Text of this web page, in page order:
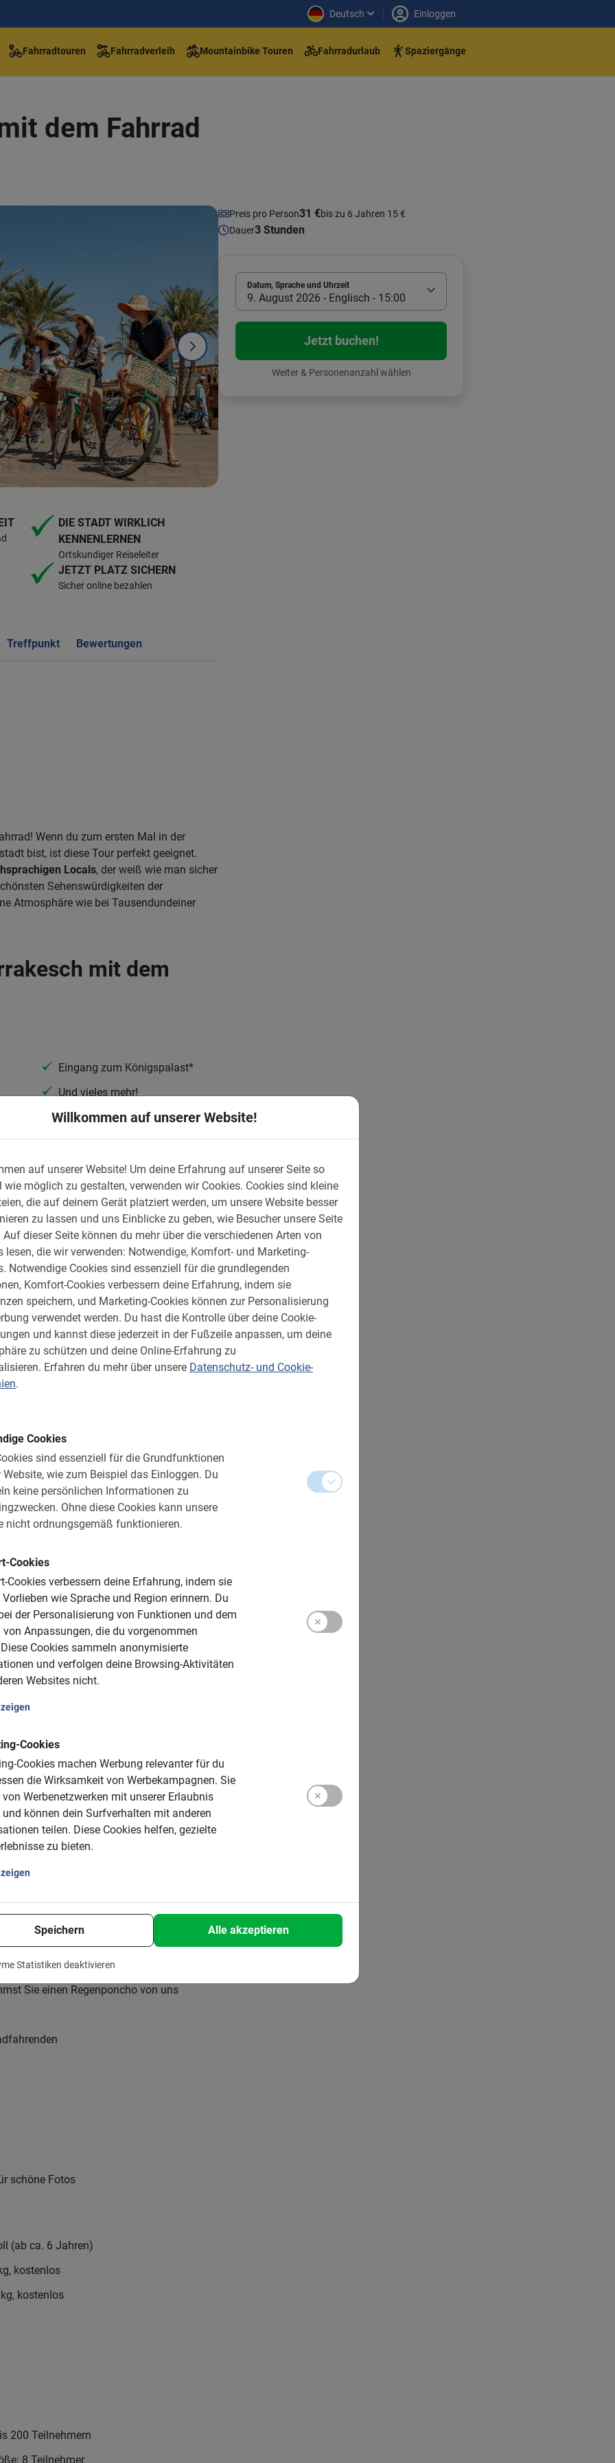
Willkommen auf unserer Website!
auf unserer Website! Um deine Erfahrung auf unserer Seite so
wie möglich zu gestalten, verwenden wir Cookies. Cookies sind kleine
die auf deinem Gerät platziert werden, um unsere Website besser
zu lassen und uns Einblicke zu geben, wie Besucher unsere Seite
Auf dieser Seite können du mehr über die verschiedenen Arten von
lesen, die wir verwenden: Notwendige, Komfort- und Marketing-
Notwendige Cookies sind essenziell für die grundlegenden
Komfort-Cookies verbessern deine Erfahrung, indem sie
speichern, und Marketing-Cookies können zur Personalisierung
verwendet werden. Du hast die Kontrolle über deine Cookie-
und kannst diese jederzeit in der Fußzeile anpassen, um deine
zu schützen und deine Online-Erfahrung zu
Erfahren du mehr über unsere Datenschutz- und Cookie-
.
Cookies
sind essenziell für die Grundfunktionen
Website, wie zum Beispiel das Einloggen. Du
keine persönlichen Informationen zu
Ohne diese Cookies kann unsere
nicht ordnungsgemäß funktionieren.
Cookies
Cookies verbessern deine Erfahrung, indem sie
wie Sprache und Region erinnern. Du
der Personalisierung von Funktionen und dem
von Anpassungen, die du vorgenommen
Diese Cookies sammeln anonymisierte
und verfolgen deine Browsing-Aktivitäten
Websites nicht.
Cookies
Cookies machen Werbung relevanter für du
die Wirksamkeit von Werbekampagnen. Sie
von Werbenetzwerken mit unserer Erlaubnis
und können dein Surfverhalten mit anderen
teilen. Diese Cookies helfen, gezielte
zu bieten.
Speichern Alle akzeptieren
Statistiken deaktivieren
Deutsch Einloggen
Fahrradtouren Fahrradverleih Mountainbike Touren Fahrradurlaub Spaziergänge
dem Fahrrad
DIE STADT WIRKLICH
KENNENLERNEN
Ortskundiger Reiseleiter
JETZT PLATZ SICHERN
Sicher online bezahlen
Treffpunkt Bewertungen
Wenn du zum ersten Mal in der
bist, ist diese Tour perfekt geeignet.
Locals, der weiß wie man sicher
Sehenswürdigkeiten der
Atmosphäre wie bei Tausendundeiner
mit dem
Eingang zum Königspalast*
Und vieles mehr!
Stadtrundfahrt erreichst du ganz praktisch
du gemeinsam mit einem
Gruppe los. Ihr lernt Marrakesch mit
Art und Weise kennen. Der
weiß, wie man sicher durch die Stadt
ihr zu den schönsten
eralles Wissenswerte über die Geschichte
siehst du auch weniger bekannte
so leicht findet oder die in keinem
du einen tollen Gesamtüberblick
genügend Zeit für Fotos. Du
an den Stadtführer stellen.
der Tour nirgendwo hineingehen
wir nur vorbei und dürfen nicht
Vorschriften.
mit dem Fahrrad
Reserviere jetzt deinen Wunschtermin –
sind einfach, schnell und sicher. Wir
und geben deine Daten niemals an
und erkunde Marrakesch mit dem
Tag. So bekommst du bereits zu Beginn
die Stadt!
Dein Städtetrip beginnt erst richtig mit
bis zu 24 Stunden im Voraus
Sie einen Regenponcho von uns
schöne Fotos
(ab ca. 6 Jahren)
kostenlos
kostenlos
200 Teilnehmern
8 Teilnehmer
Preis pro Person31 €bis zu 6 Jahren 15 €
Dauer3 Stunden
Datum, Sprache und Uhrzeit
9. August 2026 - Englisch - 15:00
Jetzt buchen!
Weiter & Personenanzahl wählen